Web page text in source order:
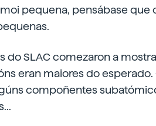
pequena, pensábase que
do SLAC comezaron a
eran maiores do
compoñentes